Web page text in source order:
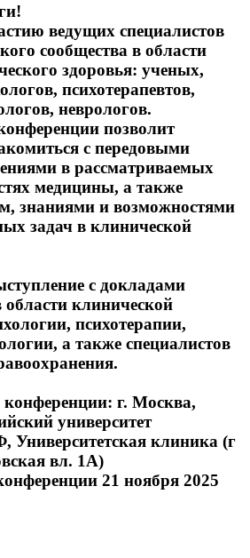
ведущих специалистов
сообщества в области
здоровья: ученых,
психотерапевтов,
неврологов.
позволит
с передовыми
в рассматриваемых
медицины, а также
знаниями и возможностями
задач в клинической
с докладами
области клинической
психотерапии,
а также специалистов
конференции: г. Москва,
университет
клиника (г
вл. 1А)
21 ноября 2025